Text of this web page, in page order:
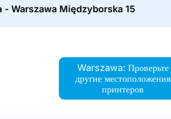
- Warszawa Międzyborska 15
Warszawa: Проверьте
другие местоположения
принтеров